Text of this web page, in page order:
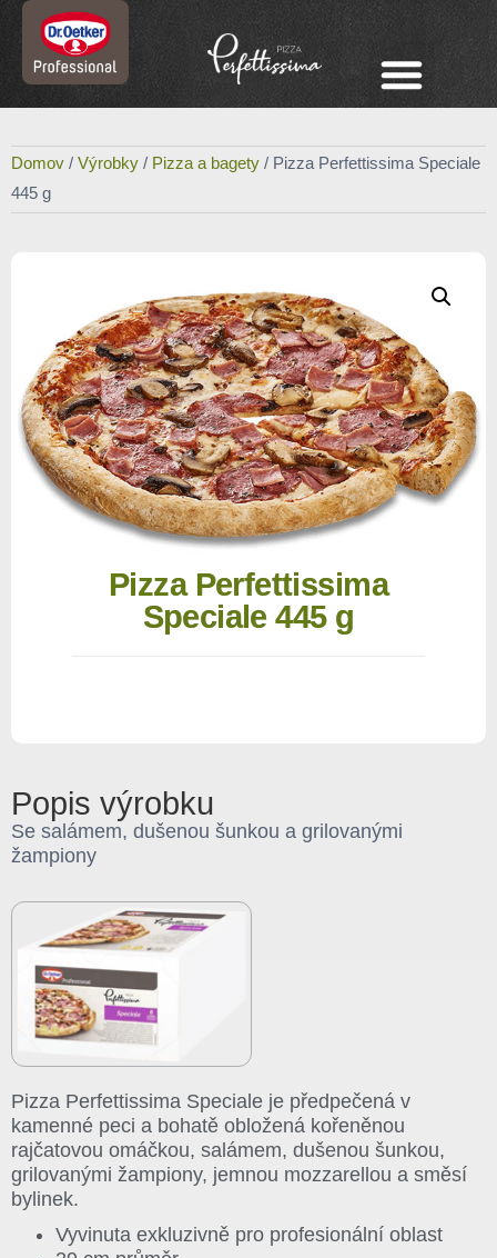
Domov / Výrobky / Pizza a bagety / Pizza Perfettissima Speciale
445 g
Pizza Perfettissima
Speciale 445 g
Popis výrobku
Se salámem, dušenou šunkou a grilovanými
žampiony
Pizza Perfettissima Speciale je předpečená v
kamenné peci a bohatě obložená kořeněnou
rajčatovou omáčkou, salámem, dušenou šunkou,
grilovanými žampiony, jemnou mozzarellou a směsí
bylinek.
Vyvinuta exkluzivně pro profesionální oblast